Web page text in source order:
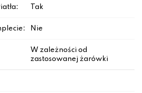
Tak
Nie
W zależności od
zastosowanej żarówki